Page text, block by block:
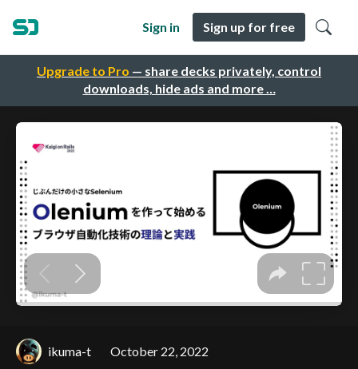
Upgrade to Pro — share decks privately, control
downloads, hide ads and more …
Sign in Sign up for free
ikuma-t October 22, 2022